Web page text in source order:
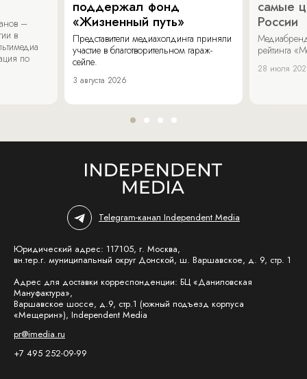
–
в
по
поддержал фонд
«Жизненный путь»
Представители медиахолдинга приняли
участие в благотворительном гараж-
сейле.
3 августа 2026
самые
России
рейтинга
28 июля
Telegram-канал Independent Media
Юридический адрес: 117105, г. Москва,
вн.тер.г. муниципальный округ Донской, ш. Варшавское, д. 9, стр. 1
Адрес для доставки корреспонденции: БЦ «Даниловская
Мануфактура»,
Варшавское шоссе, д.9, стр.1 (южный подъезд корпуса
«Мещерин»), Independent Media
pr@imedia.ru
+7 495 252-09-99